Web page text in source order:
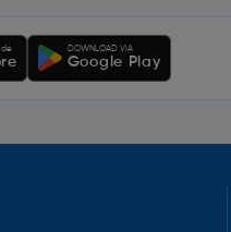
de DOWNLOAD VIA
Google Play